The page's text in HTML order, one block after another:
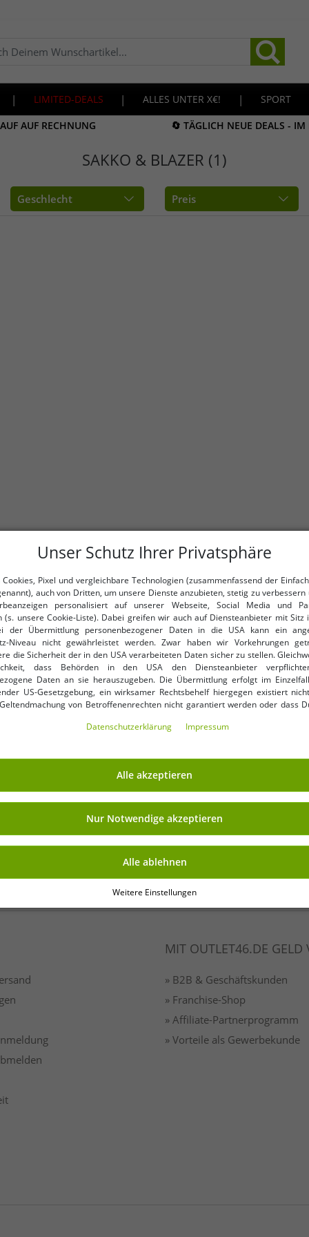
| LIMITED-DEALS | ALLES UNTER X€! | SPORT
AUF RECHNUNG 🔄 TÄGLICH NEUE DEALS - IM
SAKKO & BLAZER (1)
Geschlecht Preis
Deine 7% Extra-
Deine E-Mail-
VORTEILE
KAUF AUF RECHNUNG
100 Tage Rückgaberecht
Versandkostenfrei ab 49 €
MIT OUTLET46.DE GELD
» B2B & Geschäftskunden
» Franchise-Shop
» Affiliate-Partnerprogramm
» Vorteile als Gewerbekunde
Unser Schutz Ihrer Privatsphäre
Pixel und vergleichbare Technologien (zusammenfassend der
auch von Dritten, um unsere Dienste anzubieten, stetig zu verbessern
personalisiert auf unserer Webseite, Social Media und
(s. unsere Cookie-Liste). Dabei greifen wir auch auf Diensteanbieter mit Sitz
der Übermittlung personenbezogener Daten in die USA kann ein
Niveau nicht gewährleistet werden. Zwar haben wir Vorkehrungen
die Sicherheit der in den USA verarbeiteten Daten sicher zu stellen.
dass Behörden in den USA den Diensteanbieter
Daten an sie herauszugeben. Die Übermittlung erfolgt im
US-Gesetzgebung, ein wirksamer Rechtsbehelf hiergegen existiert
von Betroffenenrechten nicht garantiert werden oder dass
in die USA für einverstanden (s.a. unsere Datenschutzerklärung). Du hast
erklären oder unter „Weitere Einstellungen“ an Deine Wünsche
kannst Du jederzeit über „Datenschutz-Einstellungen“ am Ende jeder
die Zukunft widerrufen oder ändern.
Daten­schutz­erklärung Impressum
Alle akzeptieren
Nur Notwendige akzeptieren
Alle ablehnen
Weitere Einstellungen